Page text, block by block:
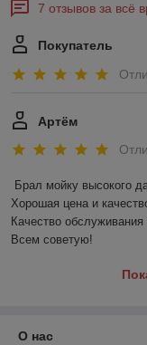
7 отзывов за всё
Покупатель
Артём
Брал мойку высокого
Хорошая цена и
Качество обслуживания
Всем советую!
О нас